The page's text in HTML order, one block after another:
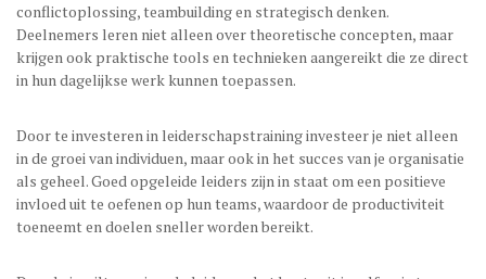
conflictoplossing, teambuilding en strategisch denken.
Deelnemers leren niet alleen over theoretische concepten, maar
krijgen ook praktische tools en technieken aangereikt die ze direct
in hun dagelijkse werk kunnen toepassen.
Door te investeren in leiderschapstraining investeer je niet alleen
in de groei van individuen, maar ook in het succes van je organisatie
als geheel. Goed opgeleide leiders zijn in staat om een positieve
invloed uit te oefenen op hun teams, waardoor de productiviteit
toeneemt en doelen sneller worden bereikt.